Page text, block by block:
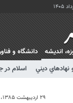
انديشه
نهادهاي ديني اسلام در
دانشگاه و
۲۹ اردیبهشت ۱۳۸۵، ۱۱:۰۷